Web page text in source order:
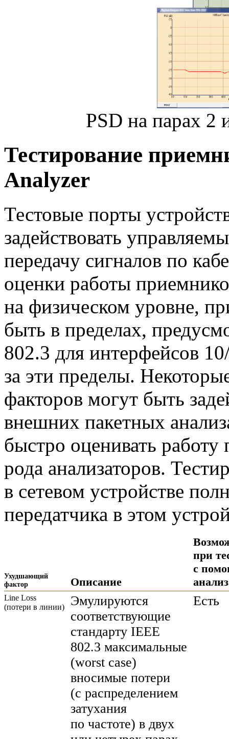
PSD на парах 2
Тестирование
Analyzer
Тестовые порты
задействовать
передачу сигналов по
оценки работы
на физическом уровне,
быть в пределах,
802.3 для интерфейсов
за эти пределы.
факторов могут быть
внешних пакетных
быстро оценивать
рода анализаторов.
в сетевом устройстве
передатчика в этом
Ухудшающий
фактор
Описание
при
с
Line Loss
(потери в линии)
Эмулируются
соответствующие
стандарту IEEE
802.3 максимальные
(worst case)
вносимые потери
(с распределением
затухания
по частоте) в двух
Есть